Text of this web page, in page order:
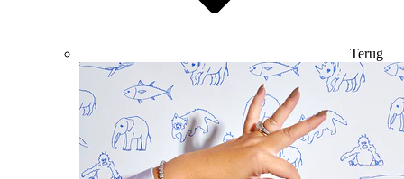
Terug